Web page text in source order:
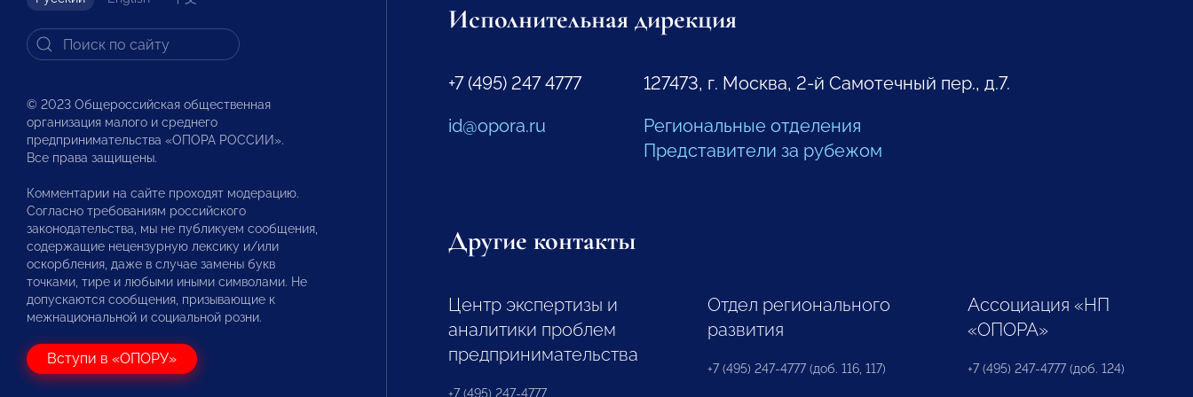
© 2023 Общероссийская общественная
организация малого и среднего
предпринимательства «ОПОРА РОССИИ».
Все права защищены.
Комментарии на сайте проходят модерацию.
Согласно требованиям российского
законодательства, мы не публикуем сообщения,
содержащие нецензурную лексику и/или
оскорбления, даже в случае замены букв
точками, тире и любыми иными символами. Не
допускаются сообщения, призывающие к
межнациональной и социальной розни.
Вступи в «ОПОРУ»
Исполнительная дирекция
+7 (495) 247 4777
id@opora.ru
127473, г. Москва, 2-й Самотечный пер., д.7.
Региональные отделения
Представители за рубежом
Другие контакты
Центр экспертизы и
аналитики проблем
предпринимательства
+7 (495) 247-4777
Отдел регионального
развития
+7 (495) 247-4777 (доб. 116, 117)
Ассоциация «НП
«ОПОРА»
+7 (495) 247-4777 (доб. 124)